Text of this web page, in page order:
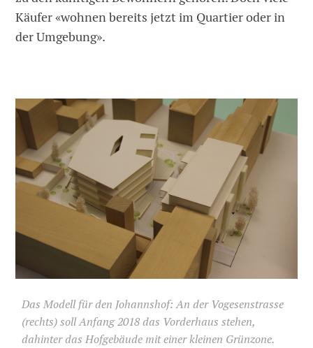
Käufer «wohnen bereits jetzt im Quartier oder in
der Umgebung».
Das Modell für den Johannshof: An der Vogesenstrasse
(rechts) soll Anfang 2018 das Vorderhaus stehen,
dahinter das Hofgebäude mit einer kleinen Grünzone.